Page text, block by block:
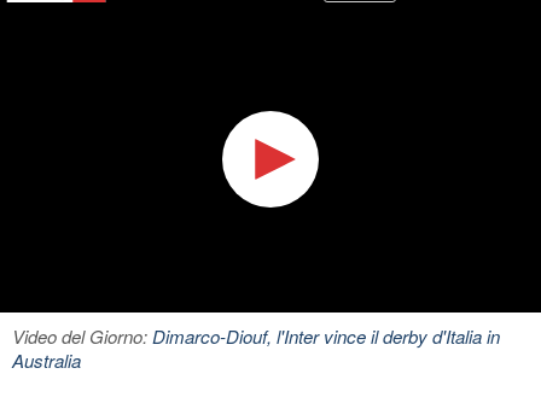
Video del Giorno:Dimarco-Diouf, l'Inter vince il derby d'Italia in
Australia